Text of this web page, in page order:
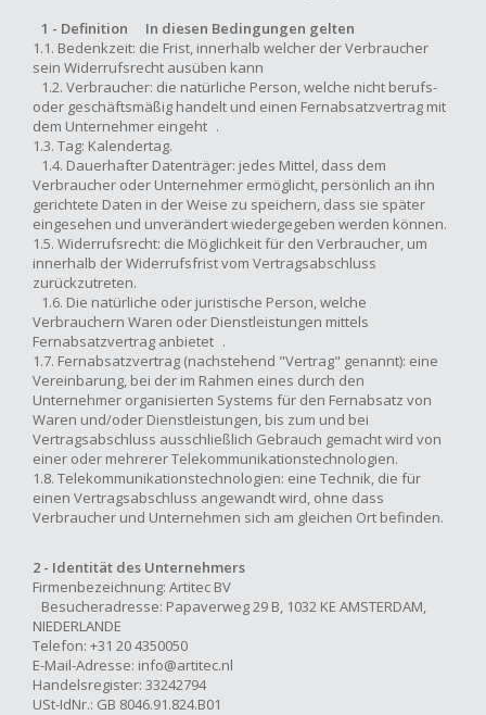
1 - Definition In diesen Bedingungen gelten
1.1. Bedenkzeit: die Frist, innerhalb welcher der Verbraucher
sein Widerrufsrecht ausüben kann
1.2. Verbraucher: die natürliche Person, welche nicht berufs-
oder geschäftsmäßig handelt und einen Fernabsatzvertrag mit
dem Unternehmer eingeht .
1.3. Tag: Kalendertag.
1.4. Dauerhafter Datenträger: jedes Mittel, dass dem
Verbraucher oder Unternehmer ermöglicht, persönlich an ihn
gerichtete Daten in der Weise zu speichern, dass sie später
eingesehen und unverändert wiedergegeben werden können.
1.5. Widerrufsrecht: die Möglichkeit für den Verbraucher, um
innerhalb der Widerrufsfrist vom Vertragsabschluss
zurückzutreten.
1.6. Die natürliche oder juristische Person, welche
Verbrauchern Waren oder Dienstleistungen mittels
Fernabsatzvertrag anbietet .
1.7. Fernabsatzvertrag (nachstehend "Vertrag" genannt): eine
Vereinbarung, bei der im Rahmen eines durch den
Unternehmer organisierten Systems für den Fernabsatz von
Waren und/oder Dienstleistungen, bis zum und bei
Vertragsabschluss ausschließlich Gebrauch gemacht wird von
einer oder mehrerer Telekommunikationstechnologien.
1.8. Telekommunikationstechnologien: eine Technik, die für
einen Vertragsabschluss angewandt wird, ohne dass
Verbraucher und Unternehmen sich am gleichen Ort befinden.
2 - Identität des Unternehmers
Firmenbezeichnung: Artitec BV
Besucheradresse: Papaverweg 29 B, 1032 KE AMSTERDAM,
NIEDERLANDE
Telefon: +31 20 4350050
E-Mail-Adresse: info@artitec.nl
Handelsregister: 33242794
USt-IdNr.: GB 8046.91.824.B01